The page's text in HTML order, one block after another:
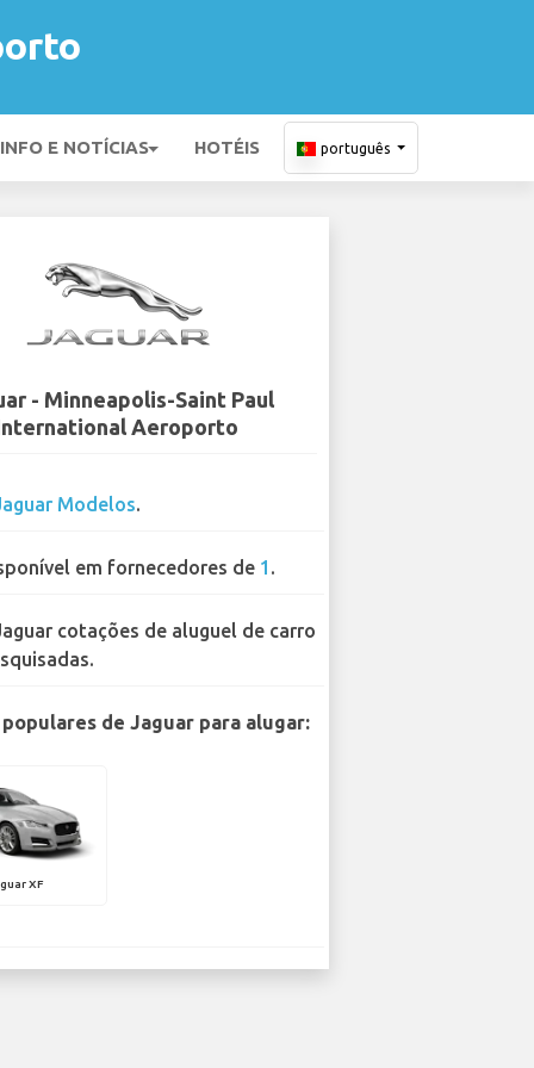
INFO E NOTÍCIAS HOTÉIS português
- Minneapolis-Saint Paul
Aeroporto
Modelos.
em fornecedores de 1 .
cotações de aluguel de carro
de Jaguar para alugar:
XF